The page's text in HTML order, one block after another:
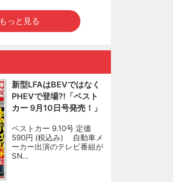
もっと見る
新型LFAはBEVではなく
PHEVで登場?!「ベスト
カー 9月10日号発売！」
ベストカー 9.10号 定価
590円 (税込み) 自動車メ
ーカー出演のテレビ番組が
SN…